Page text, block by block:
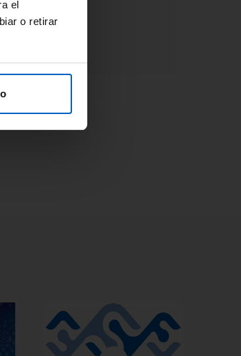
el
o retirar